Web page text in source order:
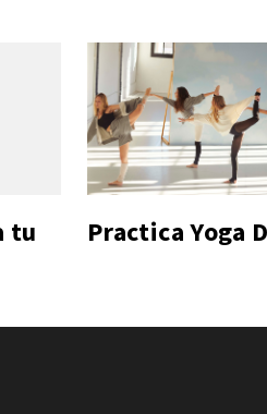
tu
Practica Yoga